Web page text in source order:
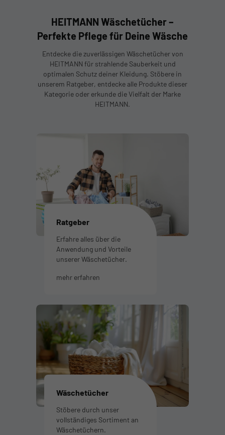
HEITMANN Wäschetücher –
Perfekte Pflege für Deine Wäsche
Entdecke die zuverlässigen Wäschetücher von
HEITMANN für strahlende Sauberkeit und
optimalen Schutz deiner Kleidung. Stöbere in
unserem Ratgeber, entdecke alle Produkte dieser
Kategorie oder erkunde die Vielfalt der Marke
HEITMANN.
Ratgeber
Erfahre alles über die
Anwendung und Vorteile
unserer Wäschetücher.
mehr erfahren
Wäschetücher
Stöbere durch unser
vollständiges Sortiment an
Wäschetüchern.